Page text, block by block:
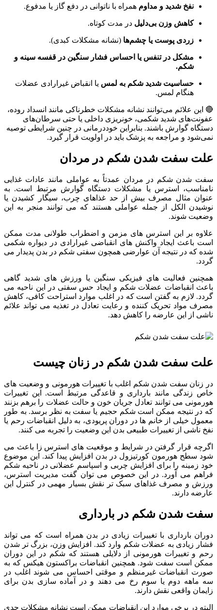
نفخ شدید و مداوم همراه با ناتوانی در دفع گاز یا مدفوع.
کاهش وزن بی‌دلیل در مدت کوتاه.
زردی پوست یا چشم‌ها (نشانه مشکلات کبدی).
مشکل در تنفس یا احساس فشار سنگین در قفسه سینه و
شکم.
حساسیت شدید شکم به لمس یا انقباض غیرارادی عضلات
هنگام لمس.
🔴 این علائم می‌توانند نشانه مشکلات خطرناکی مانند انسداد روده،
عفونت‌های شدید شکمی، خونریزی داخلی یا حتی سرطان‌های
دستگاه گوارش باشند. بنابراین خوددرمانی در چنین شرایطی توصیه
نمی‌شود و مراجعه به پزشک باید در اولویت قرار گیرد.
علت سفت شدن شکم در مردان
سفت شدن شکم در مردان عمدتاً به عواملی مانند عادات غذایی
نامناسب، استرس یا مشکلات دستگاه گوارش مرتبط است. به
عنوان مثال مصرف بیش از حد غذاهای چرب، سیگار کشیدن یا
نوشیدن الکل از جمله عواملی هستند که می توانند منجر به این
وضعیت شوند.
علاوه بر این استرس های مزمن و اضطراب طولانی مدت ممکن
است باعث ایجاد واکنش های انقباضی غیرارادی در دیواره شکمی
شده که در نتیجه آن عوارضی همچون سفتی شکم در بدن پدیدار می
گردد.
همچنین فعالیت های فیزیکی سنگین یا ورزش های شدید گاهی
باعث انقباضات عضلات شکم و ایجاد حس سفتی در این ناحیه می
گردد. لازم به گفتن است که در اغلب موارد استراحت کافی، کاهش
مصرف مواد تحریک کننده و رعایت تعادل در تغذیه می تواند علائم
ناشی از این عارضه را کاهش دهد.
علت سفت شدن شکم در زنان چیست
در زنان سفت شدن شکم اغلب با تغییرات هورمونی و وضعیت های
خاص زندگی مانند بارداری و قاعدگی مرتبط است. این تغییرات
هورمونی می توانند تعادل جریان خون و حالت عضلات را برهم بزنند
که در نتیجه ممکن است شکم حجیم یا سفت به نظر برسد. به طور
معمول خیلی از خانم ها در دوران پریودی، به دلیل انقباضات رحم یا
نفخ ناشی از تغییرات طبیعی بدن این وضعیت را تجربه می کنند.
اگرچه قرار گرفتن در شرایط و موقعیت های استرس زا باعث می
شود سطح هورمون کورتیزول در بدن افزایش پیدا کند. این موضوع
خود زمینه را برای افزایش چربی و اسپاسم عضلانی در ناحیه شکم
فراهم می آورد. در این خصوص می توان گفت مدیریت استرس،
ورزش و مصرف غذاهای سبک تر نقش بسیار مهمی در کنترل این
عارضه دارند.
سفت شدن شکم در بارداری
دوران بارداری با تغییرات زیادی در بدن همراه است که می تواند
فشار زیادی به عضلات شکم وارد کند. افزایش وزن، بزرگ تر شدن
رحم و تغییرات هورمونی از دلایلی هستند که شکم در این دوران
ممکن است سفت شود. همچنین انقباضات براکستون هیکس که به
صورت انقباضات غیرمنظم و موقتی احساس می شوند اغلب در
سه ماهه دوم یا سوم رخ می دهند و در آماده سازی بدن برای
زایمان واقعی نقش دارند.
البته در برخی موارد این انقباضات ممکن است نشانه مشکلات جدی